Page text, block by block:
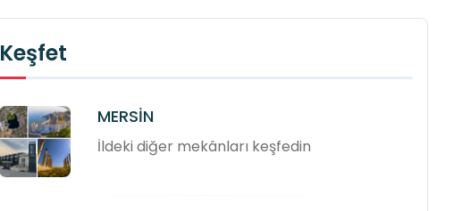
Keşfet
MERSİN
İldeki diğer mekânları keşfedin